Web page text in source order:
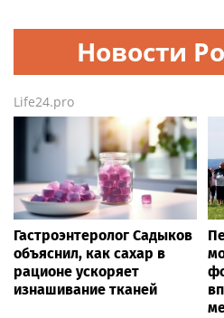
Новости
Life24.pro
Гастроэнтеролог Садыков
объяснил, как сахар в
рационе ускоряет
изнашивание тканей